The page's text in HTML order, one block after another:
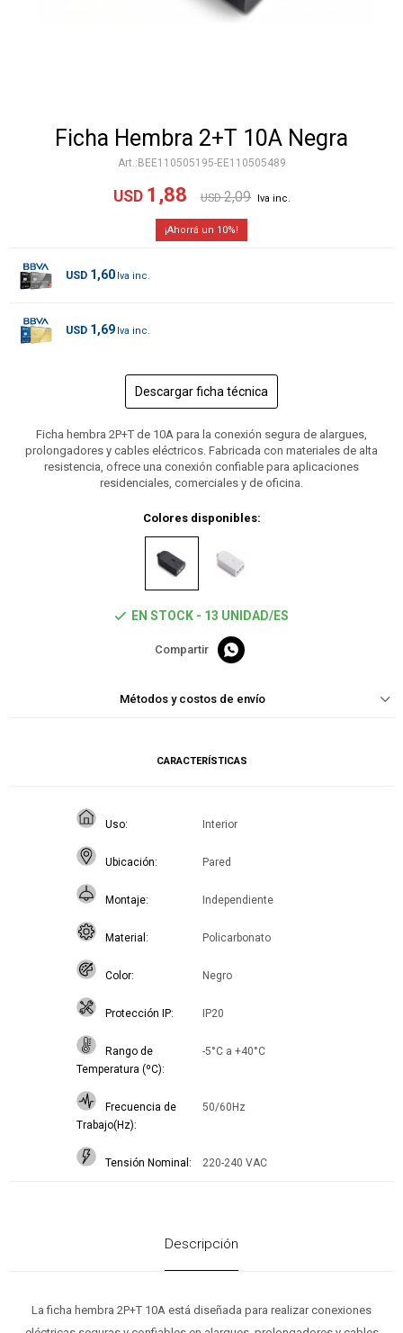
Ficha Hembra 2+T 10A Negra
BEE110505195-EE110505489
USD 1,88 USD 2,09
10
USD 1,60
USD 1,69
Descargar ficha técnica
Ficha hembra 2P+T de 10A para la conexión segura de alargues,
prolongadores y cables eléctricos. Fabricada con materiales de alta
resistencia, ofrece una conexión confiable para aplicaciones
residenciales, comerciales y de oficina.
Colores disponibles:
EN STOCK - 13 UNIDAD/ES

Métodos y costos de envío
CARACTERÍSTICAS
Uso Interior
Ubicación Pared
Montaje Independiente
Material Policarbonato
Color Negro
Protección IP IP20
Rango de
Temperatura (ºC)
-5°C a +40°C
Frecuencia de
Trabajo(Hz)
50/60Hz
Tensión Nominal 220-240 VAC
Descripción
La ficha hembra 2P+T 10A está diseñada para realizar conexiones